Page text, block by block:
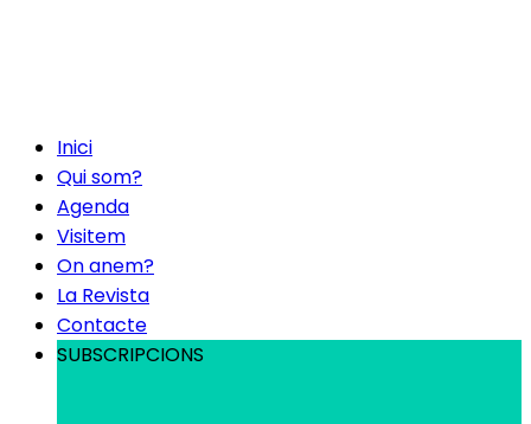
Inici
Qui som?
Agenda
Visitem
On anem?
La Revista
Contacte
SUBSCRIPCIONS